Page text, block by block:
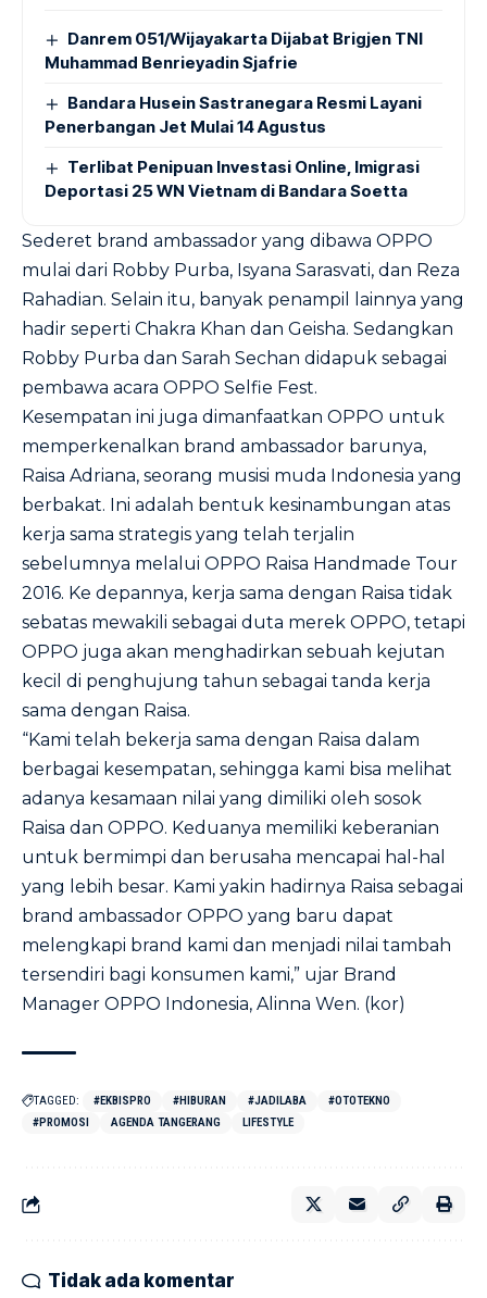
Danrem 051/Wijayakarta Dijabat Brigjen TNI
Muhammad Benrieyadin Sjafrie
Bandara Husein Sastranegara Resmi Layani
Penerbangan Jet Mulai 14 Agustus
Terlibat Penipuan Investasi Online, Imigrasi
Deportasi 25 WN Vietnam di Bandara Soetta
Sederet brand ambassador yang dibawa OPPO
mulai dari Robby Purba, Isyana Sarasvati, dan Reza
Rahadian. Selain itu, banyak penampil lainnya yang
hadir seperti Chakra Khan dan Geisha. Sedangkan
Robby Purba dan Sarah Sechan didapuk sebagai
pembawa acara OPPO Selfie Fest.
Kesempatan ini juga dimanfaatkan OPPO untuk
memperkenalkan brand ambassador barunya,
Raisa Adriana, seorang musisi muda Indonesia yang
berbakat. Ini adalah bentuk kesinambungan atas
kerja sama strategis yang telah terjalin
sebelumnya melalui OPPO Raisa Handmade Tour
2016. Ke depannya, kerja sama dengan Raisa tidak
sebatas mewakili sebagai duta merek OPPO, tetapi
OPPO juga akan menghadirkan sebuah kejutan
kecil di penghujung tahun sebagai tanda kerja
sama dengan Raisa.
“Kami telah bekerja sama dengan Raisa dalam
berbagai kesempatan, sehingga kami bisa melihat
adanya kesamaan nilai yang dimiliki oleh sosok
Raisa dan OPPO. Keduanya memiliki keberanian
untuk bermimpi dan berusaha mencapai hal-hal
yang lebih besar. Kami yakin hadirnya Raisa sebagai
brand ambassador OPPO yang baru dapat
melengkapi brand kami dan menjadi nilai tambah
tersendiri bagi konsumen kami,” ujar Brand
Manager OPPO Indonesia, Alinna Wen. (kor)
TAGGED: #EKBISPRO #HIBURAN #JADILABA
#OTOTEKNO
#PROMOSI
AGENDA TANGERANG LIFESTYLE
Tidak ada komentar